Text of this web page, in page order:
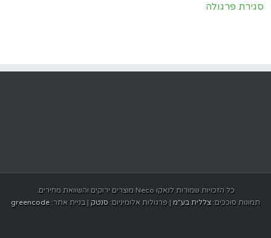
סגירת פרגולה
כל הזכויות שמורות לנאקו Neco מוצרים ירוקים והשוואת מחירים.
תמונות סוככים: צללית בע"מ | פרגולות אלומיניום: סנטק | בניית אתר: greencode